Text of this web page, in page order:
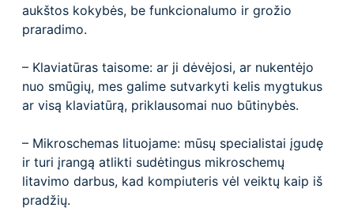
aukštos kokybės, be funkcionalumo ir grožio
praradimo.
– Klaviatūras taisome: ar ji dėvėjosi, ar nukentėjo
nuo smūgių, mes galime sutvarkyti kelis mygtukus
ar visą klaviatūrą, priklausomai nuo būtinybės.
– Mikroschemas lituojame: mūsų specialistai įgudę
ir turi įrangą atlikti sudėtingus mikroschemų
litavimo darbus, kad kompiuteris vėl veiktų kaip iš
pradžių.